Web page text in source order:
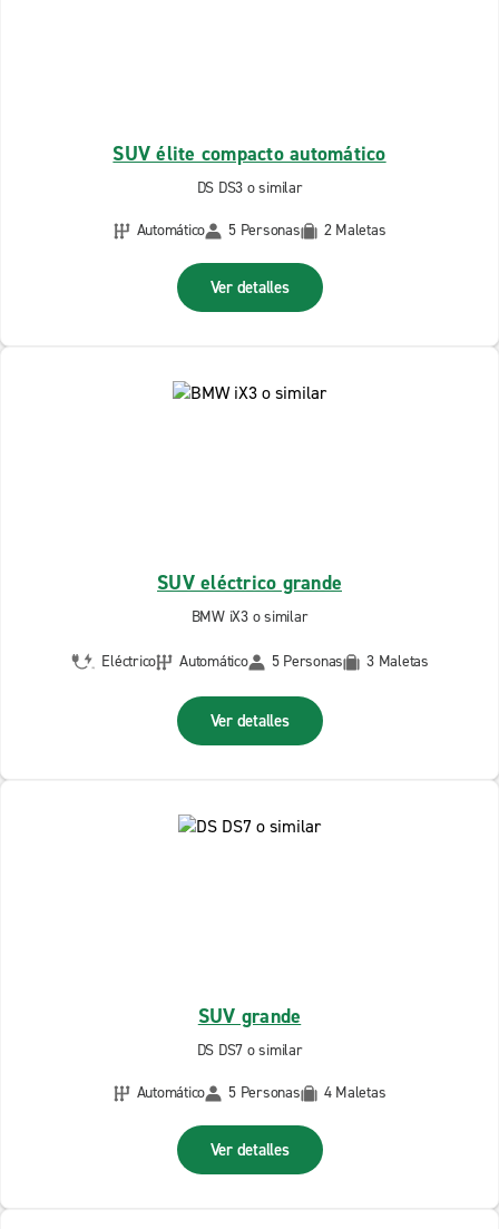
SUV élite compacto automático
DS DS3 o similar
Automático
5 Personas 2 Maletas
Ver detalles
SUV eléctrico grande
BMW iX3 o similar
Eléctrico Automático 5 Personas 3 Maletas
Ver detalles
SUV grande
DS DS7 o similar
Automático
5 Personas 4 Maletas
Ver detalles